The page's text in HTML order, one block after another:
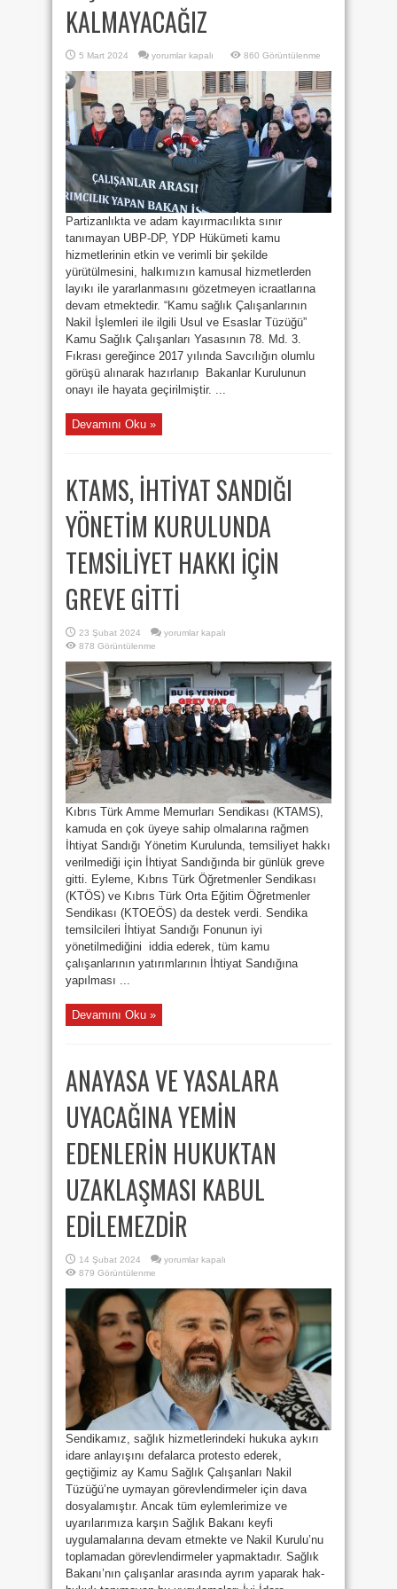
KALMAYACAĞIZ
5 Mart 2024
NAKİL
DEVRE
DIŞI
BIRAKILMASINA
SESSİZ
KALMAYACAĞIZ
için
yorumlar kapalı 860 Görüntülenme
Partizanlıkta ve adam kayırmacılıkta sınır
tanımayan UBP-DP, YDP Hükümeti kamu
hizmetlerinin etkin ve verimli bir şekilde
yürütülmesini, halkımızın kamusal hizmetlerden
layıkı ile yararlanmasını gözetmeyen icraatlarına
devam etmektedir. “Kamu sağlık Çalışanlarının
Nakil İşlemleri ile ilgili Usul ve Esaslar Tüzüğü”
Kamu Sağlık Çalışanları Yasasının 78. Md. 3.
Fıkrası gereğince 2017 yılında Savcılığın olumlu
görüşü alınarak hazırlanıp Bakanlar Kurulunun
onayı ile hayata geçirilmiştir. ...
Devamını Oku »
KTAMS, İHTİYAT SANDIĞI
YÖNETİM KURULUNDA
TEMSİLİYET HAKKI İÇİN
GREVE GİTTİ
23 Şubat 2024
KTAMS,
YÖNETİM
KURULUNDA
TEMSİLİYET
HAKKI
İÇİN
GREVE
GİTTİ
için
yorumlar kapalı
878 Görüntülenme
Kıbrıs Türk Amme Memurları Sendikası (KTAMS),
kamuda en çok üyeye sahip olmalarına rağmen
İhtiyat Sandığı Yönetim Kurulunda, temsiliyet hakkı
verilmediği için İhtiyat Sandığında bir günlük greve
gitti. Eyleme, Kıbrıs Türk Öğretmenler Sendikası
(KTÖS) ve Kıbrıs Türk Orta Eğitim Öğretmenler
Sendikası (KTOEÖS) da destek verdi. Sendika
temsilcileri İhtiyat Sandığı Fonunun iyi
yönetilmediğini iddia ederek, tüm kamu
çalışanlarının yatırımlarının İhtiyat Sandığına
yapılması ...
Devamını Oku »
ANAYASA VE YASALARA
UYACAĞINA YEMİN
EDENLERİN HUKUKTAN
UZAKLAŞMASI KABUL
EDİLEMEZDİR
14 Şubat 2024
ANAYASA
UYACAĞINA
YEMİN
EDENLERİN
HUKUKTAN
UZAKLAŞMASI
KABUL
EDİLEMEZDİR
için
yorumlar kapalı
879 Görüntülenme
Sendikamız, sağlık hizmetlerindeki hukuka aykırı
idare anlayışını defalarca protesto ederek,
geçtiğimiz ay Kamu Sağlık Çalışanları Nakil
Tüzüğü’ne uymayan görevlendirmeler için dava
dosyalamıştır. Ancak tüm eylemlerimize ve
uyarılarımıza karşın Sağlık Bakanı keyfi
uygulamalarına devam etmekte ve Nakil Kurulu’nu
toplamadan görevlendirmeler yapmaktadır. Sağlık
Bakanı’nın çalışanlar arasında ayrım yaparak hak-